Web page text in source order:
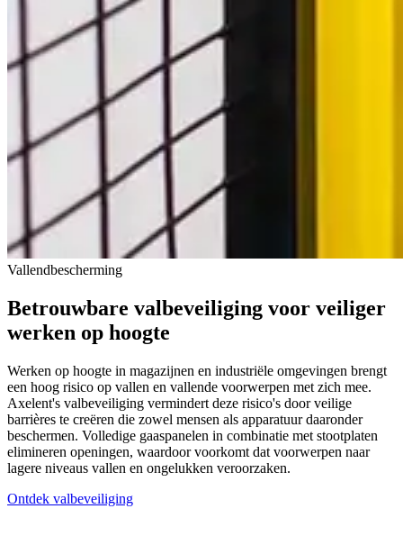
Vallendbescherming
Betrouwbare valbeveiliging voor veiliger
werken op hoogte
Werken op hoogte in magazijnen en industriële omgevingen brengt
een hoog risico op vallen en vallende voorwerpen met zich mee.
Axelent's valbeveiliging vermindert deze risico's door veilige
barrières te creëren die zowel mensen als apparatuur daaronder
beschermen. Volledige gaaspanelen in combinatie met stootplaten
elimineren openingen, waardoor voorkomt dat voorwerpen naar
lagere niveaus vallen en ongelukken veroorzaken.
Ontdek valbeveiliging